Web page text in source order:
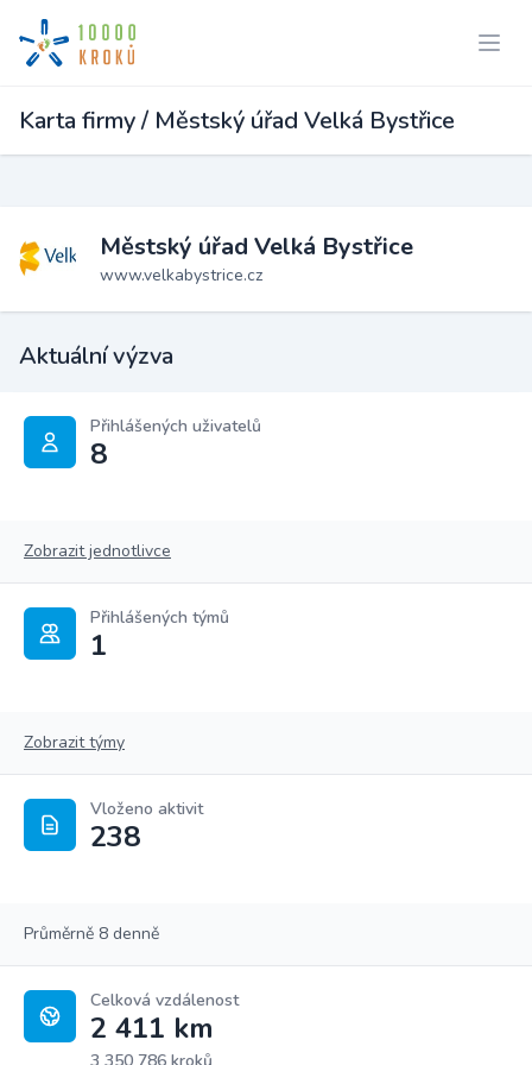
Karta firmy / Městský úřad Velká Bystřice
Městský úřad Velká Bystřice
www.velkabystrice.cz
Aktuální výzva
Přihlášených uživatelů
8
Zobrazit jednotlivce
Přihlášených týmů
1
Zobrazit týmy
Vloženo aktivit
238
Průměrně 8 denně
Celková vzdálenost
2 411 km